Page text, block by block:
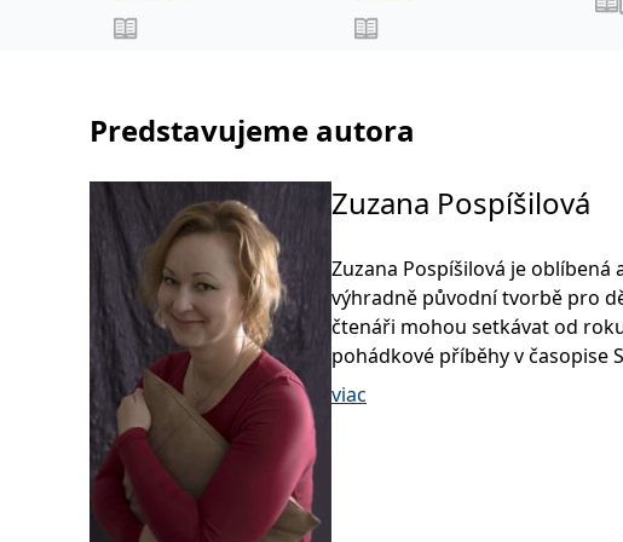
Predstavujeme autora
Zuzana Pospíšilová
Zuzana Pospíšilová je
výhradně původní tvorbě pro
čtenáři mohou setkávat od
pohádkové příběhy v časopise
viac